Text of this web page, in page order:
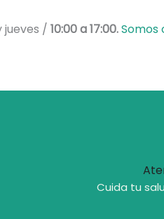
jueves / 10:00 a 17:00.
Cuida tu